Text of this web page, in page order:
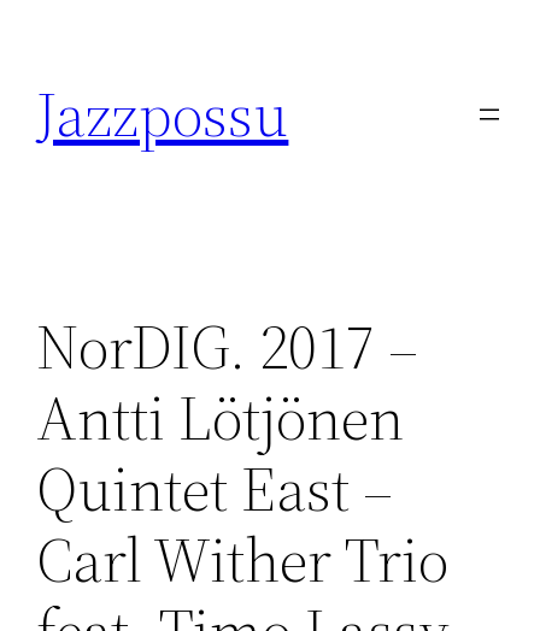
content
Jazzpossu
NorDIG. 2017 –
Antti Lötjönen
Quintet East –
Carl Wither Trio